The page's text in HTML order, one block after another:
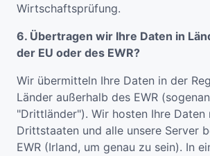
Wirtschaftsprüfung.
6. Übertragen wir Ihre Daten in
der EU oder des EWR?
Wir übermitteln Ihre Daten in der
Länder außerhalb des EWR
"Drittländer"). Wir hosten Ihre Daten
Drittstaaten und alle unsere Server
EWR (Irland, um genau zu sein). In